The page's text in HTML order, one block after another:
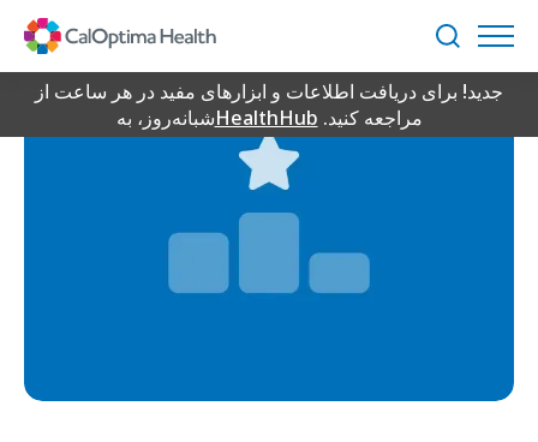
Content
جستجو
جدید! برای دریافت اطلاعات و ابزارهای مفید در هر ساعت از
شبانه‌روز، بهHealthHub مراجعه کنید.